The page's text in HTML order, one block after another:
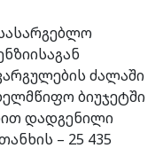
ძალაში
ბიუჯეტში
დადგენილი
– 25 435